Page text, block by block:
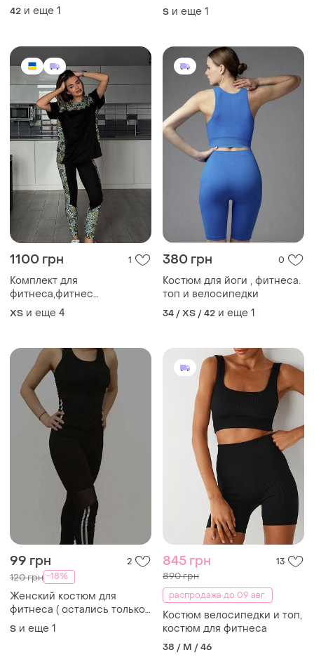
42 и еще 1 S и еще 1
1100 грн 1
Комплект для
фитнеса,фитнес
комплект,лосины в
зал,фитнес лосины и
ХS и еще 4
380 грн 0
Костюм для йоги , фитнеса.
топ и велосипедки
34 / XS / 42 и еще 1
99 грн 2
120 грн -18%
Женский костюм для
фитнеса ( остались только
лосины)
S и еще 1
845 грн 13
890 грн
распродажа до 09 авг.
Костюм велосипедки и топ,
костюм для фитнеса
38 / M / 46